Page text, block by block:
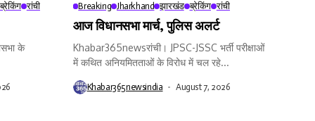
ब्रेकिंग रांची
के
Breaking Jharkhand झारखंड ब्रेकिंग रांची
आज विधानसभा मार्च, पुलिस अलर्ट
Khabar365newsरांची। JPSC-JSSC भर्ती परीक्षाओं
में कथित अनियमितताओं के विरोध में चल रहे...
Khabar365newsindia August 7, 2026